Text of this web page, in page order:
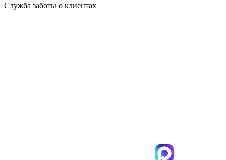
Служба заботы о клиентах